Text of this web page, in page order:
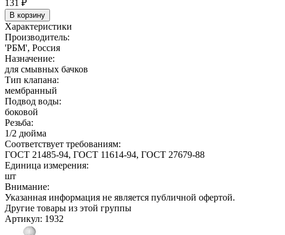
131 ₽
В корзину
Характеристики
Производитель:
'РБМ', Россия
Назначение:
для смывных бачков
Тип клапана:
мембранный
Подвод воды:
боковой
Резьба:
1/2 дюйма
Соответствует требованиям:
ГОСТ 21485-94, ГОСТ 11614-94, ГОСТ 27679-88
Единица измерения:
шт
Внимание:
Указанная информация не является публичной офертой.
Другие товары из этой группы
Артикул: 1932